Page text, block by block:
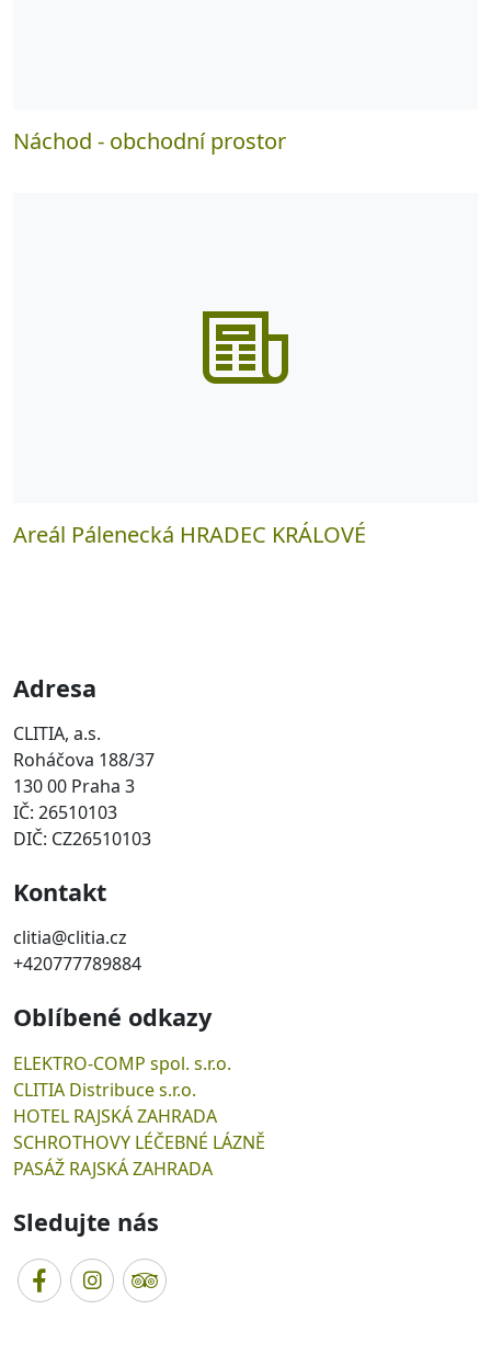
Náchod - obchodní prostor
Areál Pálenecká HRADEC KRÁLOVÉ
Adresa
CLITIA, a.s.
Roháčova 188/37
130 00 Praha 3
IČ: 26510103
DIČ: CZ26510103
Kontakt
clitia@clitia.cz
+420777789884
Oblíbené odkazy
ELEKTRO-COMP spol. s.r.o.
CLITIA Distribuce s.r.o.
HOTEL RAJSKÁ ZAHRADA
SCHROTHOVY LÉČEBNÉ LÁZNĚ
PASÁŽ RAJSKÁ ZAHRADA
Sledujte nás